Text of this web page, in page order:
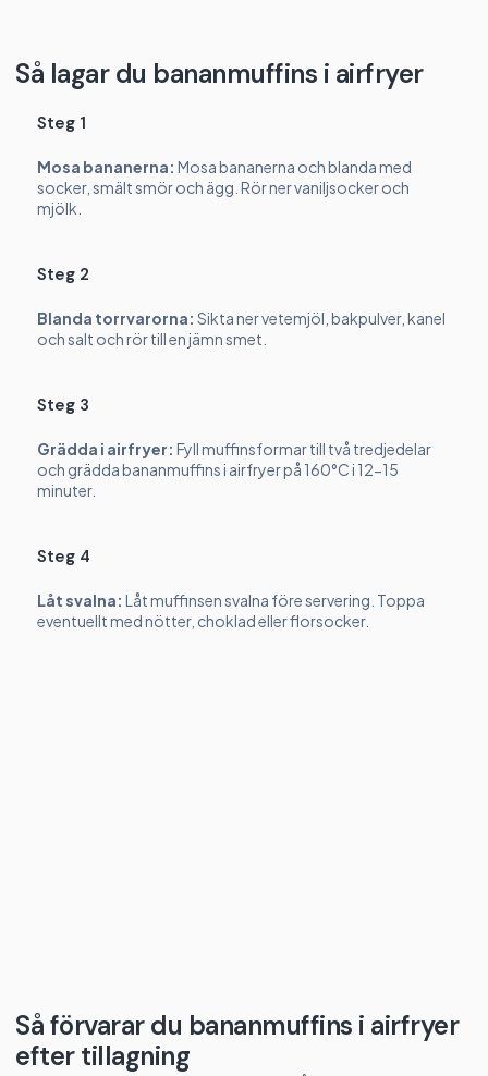
Så lagar du bananmuffins i airfryer
Steg 1
Mosa bananerna: Mosa bananerna och blanda med
socker, smält smör och ägg. Rör ner vaniljsocker och
mjölk.
Steg 2
Blanda torrvarorna: Sikta ner vetemjöl, bakpulver, kanel
och salt och rör till en jämn smet.
Steg 3
Grädda i airfryer: Fyll muffinsformar till två tredjedelar
och grädda bananmuffins i airfryer på 160°C i 12-15
minuter.
Steg 4
Låt svalna: Låt muffinsen svalna före servering. Toppa
eventuellt med nötter, choklad eller florsocker.
Så förvarar du bananmuffins i airfryer
efter tillagning